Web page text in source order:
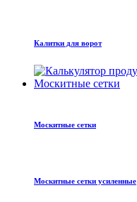
Калитки для ворот
Москитные сетки
Москитные сетки
Москитные сетки усиленные